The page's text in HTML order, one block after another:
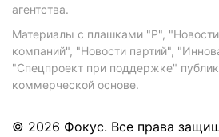
агентства.
Материалы с плашками "Р",
компаний", "Новости партий",
"Спецпроект при поддержке"
коммерческой основе.
© 2026 Фокус. Все права